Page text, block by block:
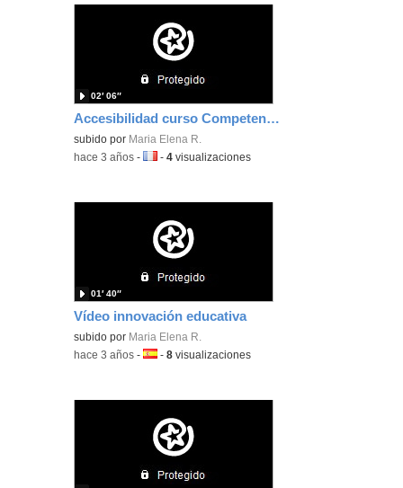
Accesibilidad curso Competencia Digital
subido por Maria Elena R.
02′ 06″
-hace 3 años -Idioma:
-4 visualizaciones
Vídeo innovación educativa
subido por Maria Elena R.
01′ 40″
-hace 3 años -Idioma:
-8 visualizaciones